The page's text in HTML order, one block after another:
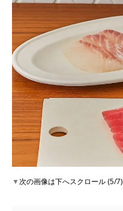
▼次の画像は下へスクロール (5/7)